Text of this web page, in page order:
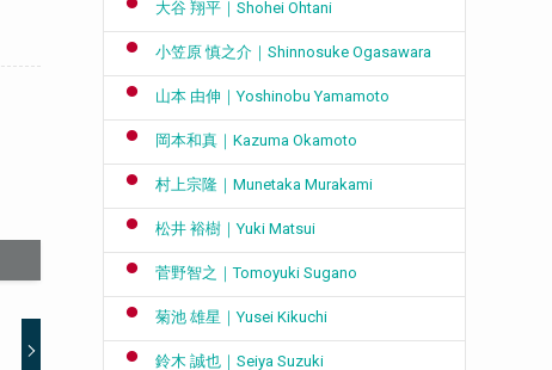
大谷 翔平｜Shohei Ohtani
小笠原 慎之介｜Shinnosuke Ogasawara
山本 由伸｜Yoshinobu Yamamoto
岡本和真｜Kazuma Okamoto
村上宗隆｜Munetaka Murakami
松井 裕樹｜Yuki Matsui
菅野智之｜Tomoyuki Sugano
菊池 雄星｜Yusei Kikuchi
鈴木 誠也｜Seiya Suzuki